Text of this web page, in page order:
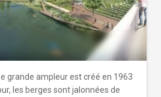
grande ampleur est créé en 1963
les berges sont jalonnées de